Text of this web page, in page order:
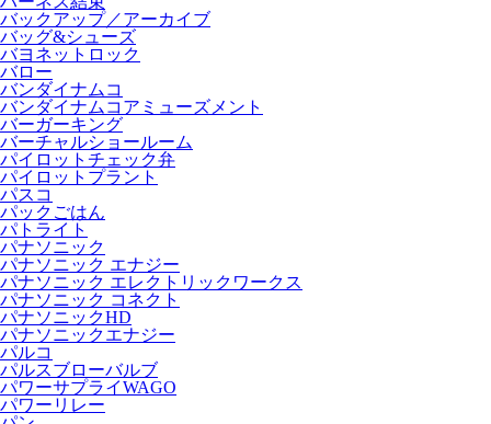
バックアップ／アーカイブ
バッグ&シューズ
バヨネットロック
バロー
バンダイナムコ
バンダイナムコアミューズメント
バーガーキング
バーチャルショールーム
パイロットチェック弁
パイロットプラント
パスコ
パックごはん
パトライト
パナソニック
パナソニック エナジー
パナソニック エレクトリックワークス
パナソニック コネクト
パナソニックHD
パナソニックエナジー
パルコ
パルスブローバルブ
パワーサプライWAGO
パワーリレー